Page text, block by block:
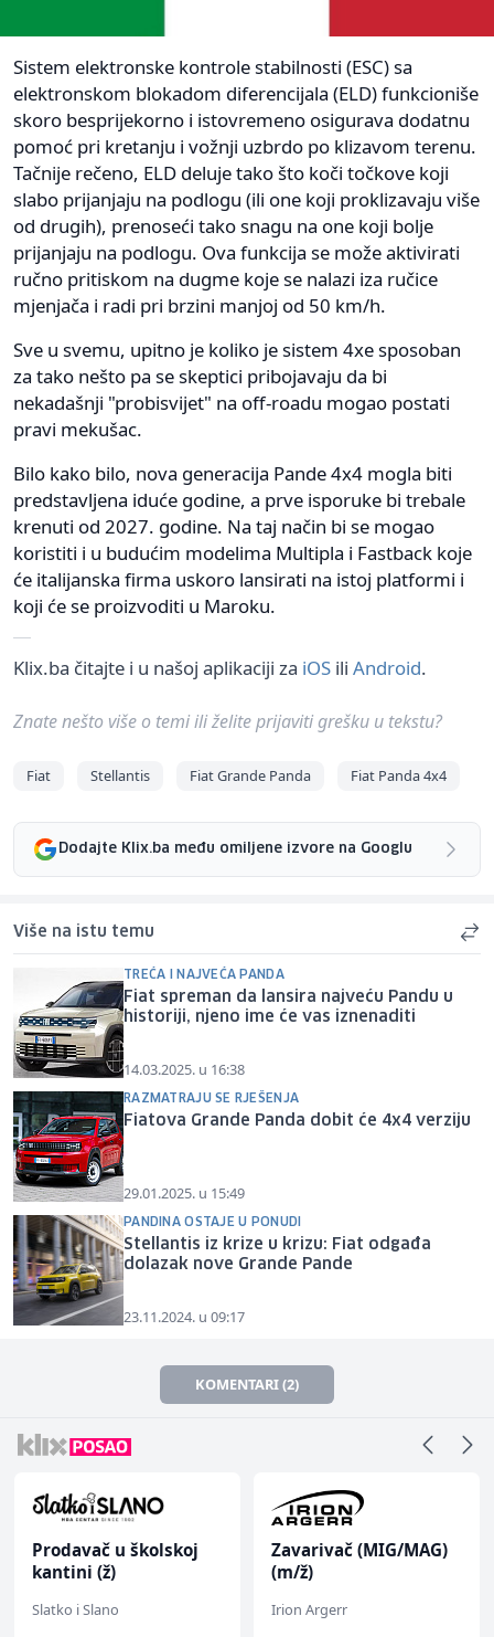
Sistem elektronske kontrole stabilnosti (ESC) sa
elektronskom blokadom diferencijala (ELD) funkcioniše
skoro besprijekorno i istovremeno osigurava dodatnu
pomoć pri kretanju i vožnji uzbrdo po klizavom terenu.
Tačnije rečeno, ELD deluje tako što koči točkove koji
slabo prijanjaju na podlogu (ili one koji proklizavaju više
od drugih), prenoseći tako snagu na one koji bolje
prijanjaju na podlogu. Ova funkcija se može aktivirati
ručno pritiskom na dugme koje se nalazi iza ručice
mjenjača i radi pri brzini manjoj od 50 km/h.
Sve u svemu, upitno je koliko je sistem 4xe sposoban
za tako nešto pa se skeptici pribojavaju da bi
nekadašnji "probisvijet" na off-roadu mogao postati
pravi mekušac.
Bilo kako bilo, nova generacija Pande 4x4 mogla biti
predstavljena iduće godine, a prve isporuke bi trebale
krenuti od 2027. godine. Na taj način bi se mogao
koristiti i u budućim modelima Multipla i Fastback koje
će italijanska firma uskoro lansirati na istoj platformi i
koji će se proizvoditi u Maroku.
Klix.ba čitajte i u našoj aplikaciji za iOS ili Android.
Znate nešto više o temi ili želite prijaviti grešku u tekstu?
Fiat Stellantis Fiat Grande Panda Fiat Panda 4x4
Dodajte Klix.ba među omiljene izvore na Googlu
Više na istu temu
TREĆA I NAJVEĆA PANDA
Fiat spreman da lansira najveću Pandu u
historiji, njeno ime će vas iznenaditi
14.03.2025. u 16:38
RAZMATRAJU SE RJEŠENJA
Fiatova Grande Panda dobit će 4x4 verziju
29.01.2025. u 15:49
PANDINA OSTAJE U PONUDI
Stellantis iz krize u krizu: Fiat odgađa
dolazak nove Grande Pande
23.11.2024. u 09:17
KOMENTARI (2)
Prodavač u školskoj
kantini (ž)
Slatko i Slano
Zavarivač (MIG/MAG)
(m/ž)
Irion Argerr